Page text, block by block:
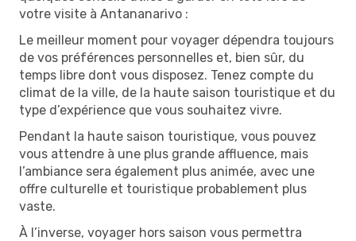
votre visite à Antananarivo :
Le meilleur moment pour voyager dépendra toujours
de vos préférences personnelles et, bien sûr, du
temps libre dont vous disposez. Tenez compte du
climat de la ville, de la haute saison touristique et du
type d’expérience que vous souhaitez vivre.
Pendant la haute saison touristique, vous pouvez
vous attendre à une plus grande affluence, mais
l’ambiance sera également plus animée, avec une
offre culturelle et touristique probablement plus
vaste.
À l’inverse, voyager hors saison vous permettra